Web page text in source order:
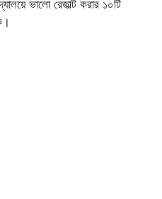
ভালো রেজাল্ট করার ১০টি